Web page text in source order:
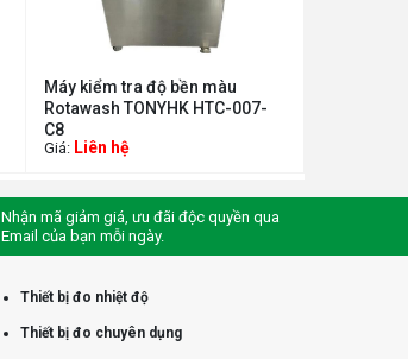
Máy kiểm tra độ bền màu
Rotawash TONYHK HTC-007-
C8
Giá: Liên hệ
Nhận mã giảm giá, ưu đãi độc quyền qua
Email của bạn mỗi ngày.
Thiết bị đo nhiệt độ
Thiết bị đo chuyên dụng